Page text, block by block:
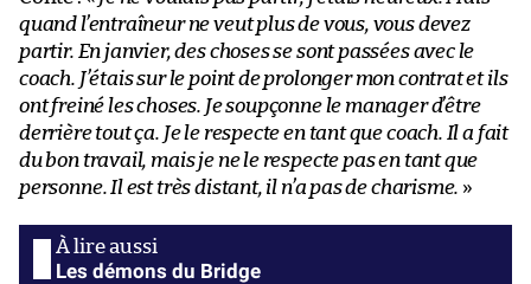
quand l’entraîneur ne veut plus de vous, vous devez
partir. En janvier, des choses se sont passées avec le
coach. J’étais sur le point de prolonger mon contrat et ils
ont freiné les choses. Je soupçonne le manager d’être
derrière tout ça. Je le respecte en tant que coach. Il a fait
du bon travail, mais je ne le respecte pas en tant que
personne. Il est très distant, il n’a pas de charisme. »
Les démons du Bridge